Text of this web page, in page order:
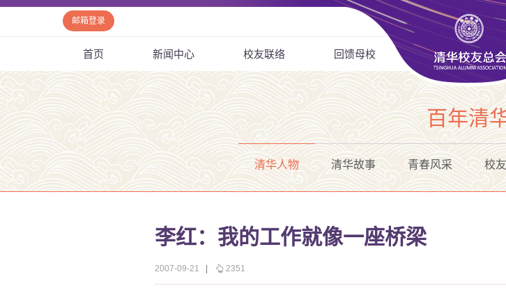
邮箱登录
首页 新闻中心 校友联络 回馈母校
百年清
清华人物 清华故事 青春风采 校
李红：我的工作就像一座桥梁
2007-09-21 2351